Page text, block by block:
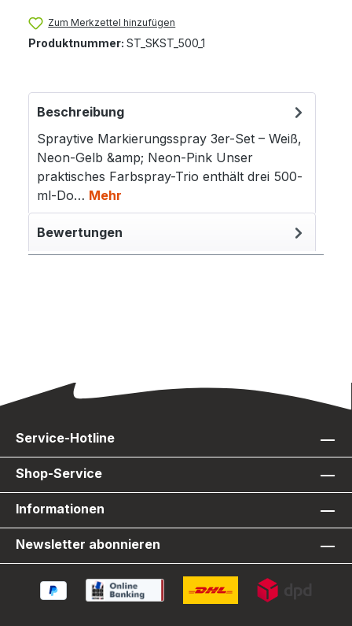
Zum Merkzettel hinzufügen
Produktnummer: ST_SKST_500_1
Beschreibung
Spraytive Markierungsspray 3er-Set – Weiß,
Neon-Gelb &amp; Neon-Pink Unser
praktisches Farbspray-Trio enthält drei 500-
ml-Do… Mehr
Bewertungen
Service-Hotline
Shop-Service
Informationen
Newsletter abonnieren